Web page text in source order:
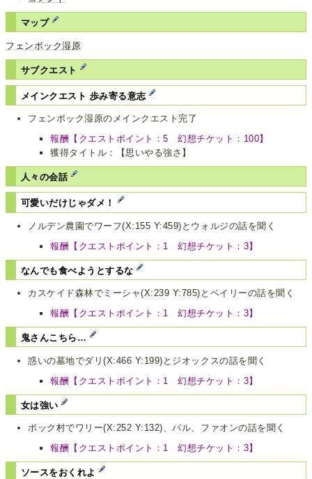
マップ
フェンボック湿原
サブクエスト
メインクエスト 歩み寄る意志
フェンボック湿原のメインクエスト完了
報酬【クエストポイント：5 幻想チケット：100】
獲得タイトル：【思いやる強さ】
人々の会話
可愛いだけじゃダメ！
ノルデン農園でワーフ(X:155 Y:459)とウォルジの話を聞く
報酬【クエストポイント：1 幻想チケット：3】
なんでも食べようとするな
カスケイド森林でミーシャ(X:239 Y:785)とベイリーの話を聞く
報酬【クエストポイント：1 幻想チケット：3】
鬼さんこちら…
惑いの墓地でダリ(X:466 Y:199)とジオックスの話を聞く
報酬【クエストポイント：1 幻想チケット：3】
女は強い
ボック村でワリー(X:252 Y:132)、バル、ファオンの話を聞く
報酬【クエストポイント：1 幻想チケット：3】
ソースをおくれよ